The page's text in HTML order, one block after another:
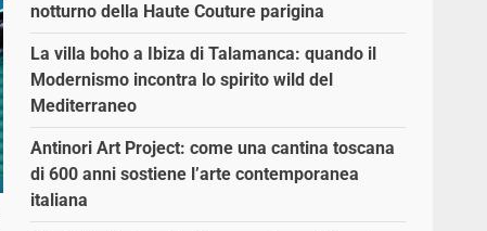
notturno della Haute Couture parigina
La villa boho a Ibiza di Talamanca: quando il
Modernismo incontra lo spirito wild del
Mediterraneo
Antinori Art Project: come una cantina toscana
di 600 anni sostiene l’arte contemporanea
italiana